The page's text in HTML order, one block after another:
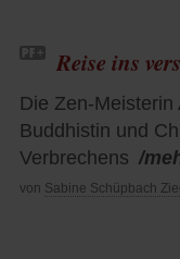
Reise ins
Die Zen-
Buddhistin und
Verbrechens /
von Sabine Schüpbach